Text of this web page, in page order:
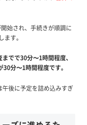
始され、手続きが順調に
す。
でで30分〜1時間程度、
分〜1時間程度です。
後に予定を詰め込みすぎ